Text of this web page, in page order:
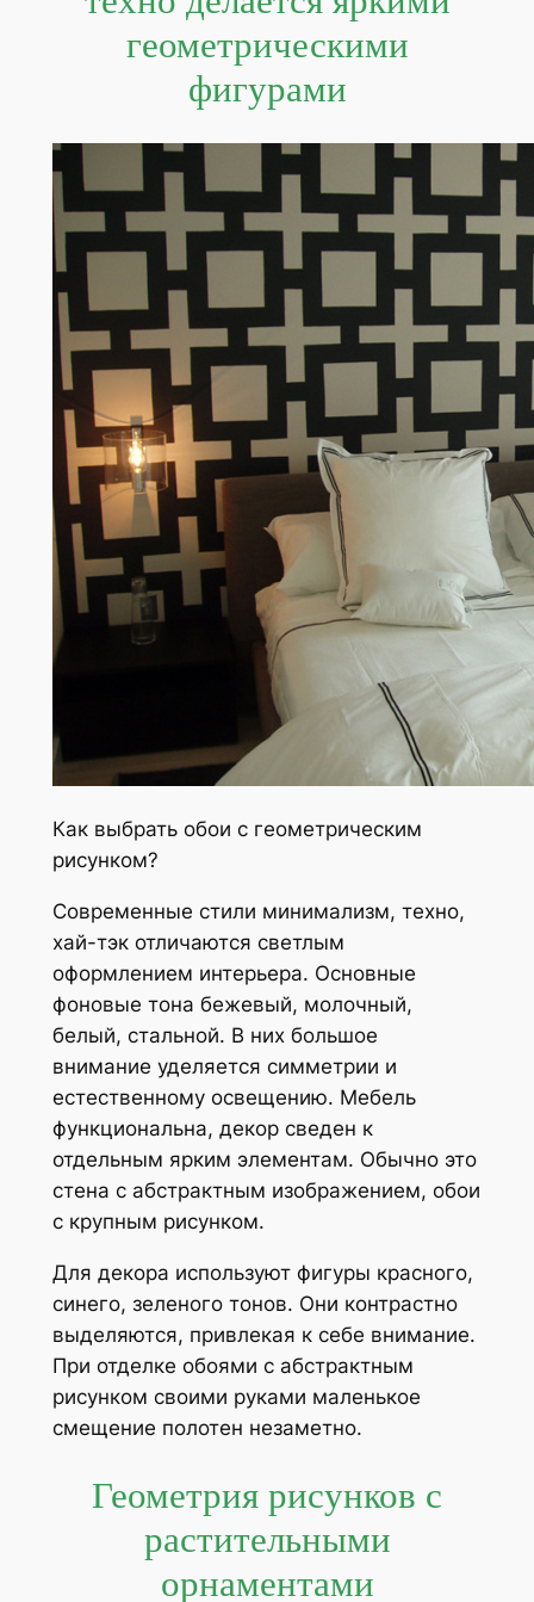
геометрическими
фигурами
Как выбрать обои с геометрическим
рисунком?
Современные стили минимализм, техно,
хай-тэк отличаются светлым
оформлением интерьера. Основные
фоновые тона бежевый, молочный,
белый, стальной. В них большое
внимание уделяется симметрии и
естественному освещению. Мебель
функциональна, декор сведен к
отдельным ярким элементам. Обычно это
стена с абстрактным изображением, обои
с крупным рисунком.
Для декора используют фигуры красного,
синего, зеленого тонов. Они контрастно
выделяются, привлекая к себе внимание.
При отделке обоями с абстрактным
рисунком своими руками маленькое
смещение полотен незаметно.
Геометрия рисунков с
растительными
орнаментами